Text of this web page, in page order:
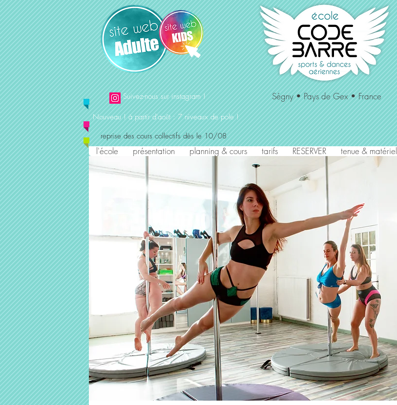
hamac aérien cerceau
souplesse danses
aériennes
Cours de
pole dance
Nouveau ! à partir d'août : 7 niveaux de pole !
Suivez-nous sur instagram !
reprise des cours collectifs dès le 10/08
Ségny • Pays de Gex • France
l'école présentation planning & cours tarifs RESERVER tenue & matériel